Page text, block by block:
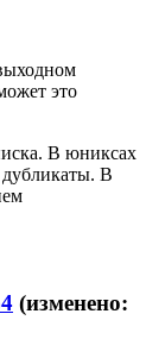
это
В юниксах
дубликаты. В
(изменено: